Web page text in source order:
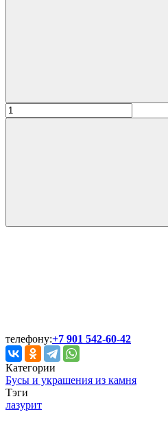
телефону:+7 901 542-60-42
Категории
Бусы и украшения из камня
Тэги
лазурит